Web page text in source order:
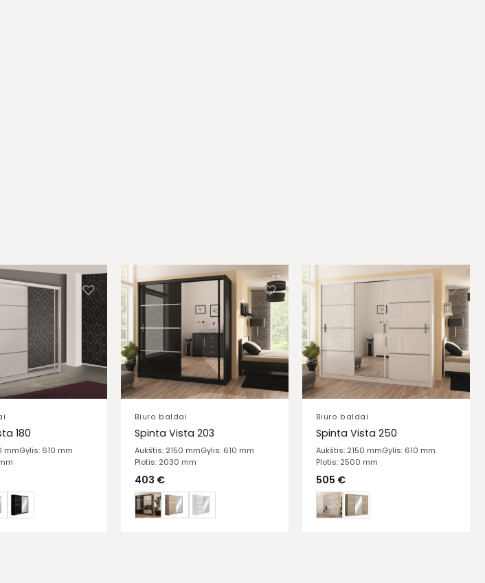
180
mmGylis: 610 mm
Biuro baldai
Spinta Vista 203
Aukštis: 2150 mmGylis: 610 mm
Plotis: 2030 mm
403 €
Biuro baldai
Spinta Vista 250
Aukštis: 2150 mmGylis: 610 mm
Plotis: 2500 mm
505 €